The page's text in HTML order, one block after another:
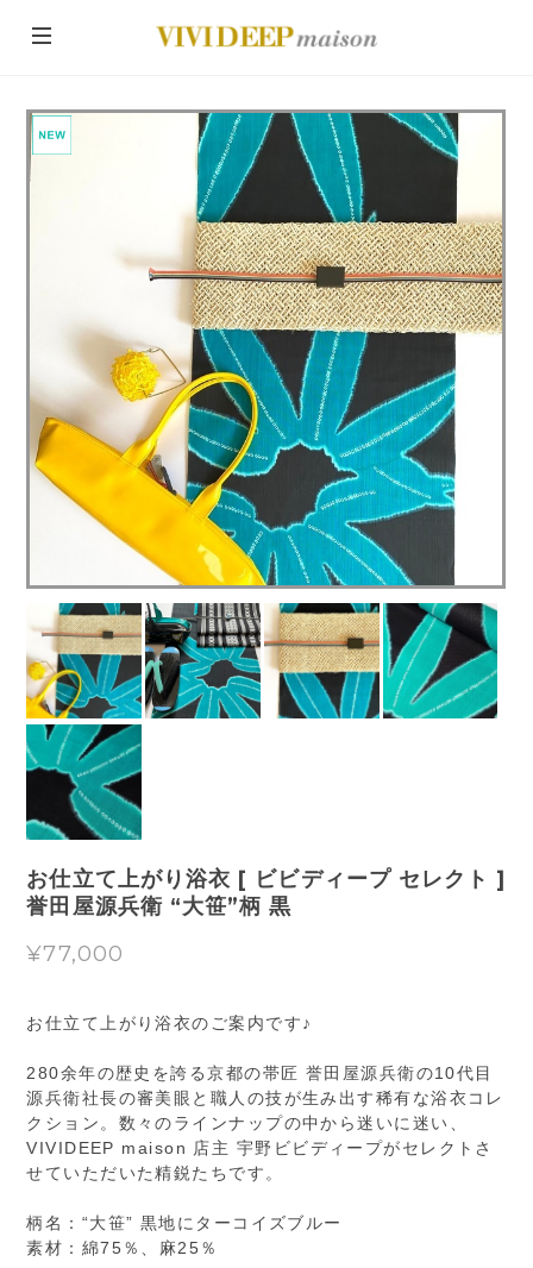
お仕立て上がり浴衣 [ ビビディープ セレクト ]
誉田屋源兵衛 “大笹”柄 黒
¥77,000
お仕立て上がり浴衣のご案内です♪
280余年の歴史を誇る京都の帯匠 誉田屋源兵衛の10代目
源兵衛社長の審美眼と職人の技が生み出す稀有な浴衣コレ
クション。数々のラインナップの中から迷いに迷い、
VIVIDEEP maison 店主 宇野ビビディープがセレクトさ
せていただいた精鋭たちです。
柄名：“大笹” 黒地にターコイズブルー
素材：綿75％、麻25％